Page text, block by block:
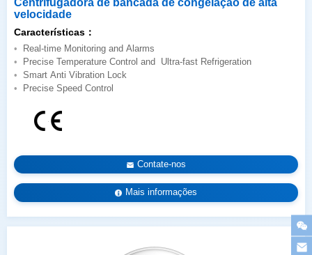
velocidade
Características：
Real-time Monitoring and Alarms
Precise Temperature Control and Ultra-fast Refrigeration
Smart Anti Vibration Lock
Precise Speed Control
Contate-nos
Mais informações